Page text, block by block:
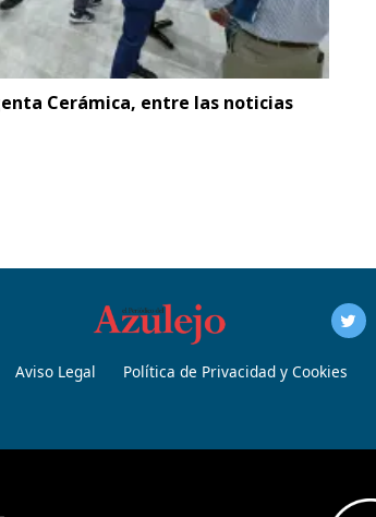
Cerámica, entre las noticias
Aviso Legal Política de Privacidad y Cookies